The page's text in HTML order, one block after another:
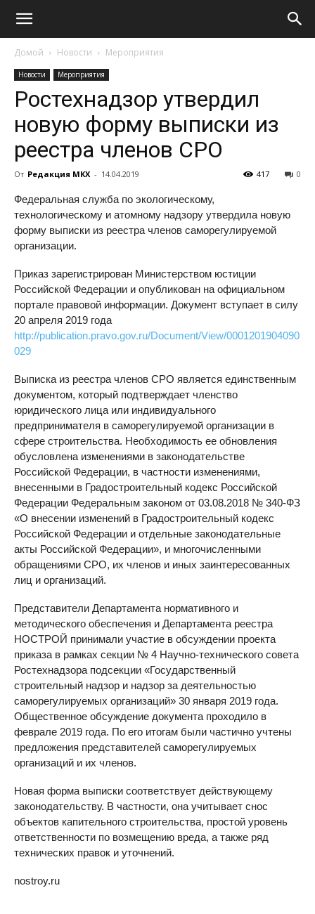
Домой Новости Мероприятия
Новости Мероприятия
Ростехнадзор утвердил
новую форму выписки из
реестра членов СРО
От Редакция МКХ - 14.04.2019 0
417
Федеральная служба по экологическому,
технологическому и атомному надзору утвердила новую
форму выписки из реестра членов саморегулируемой
организации.
Приказ зарегистрирован Министерством юстиции
Российской Федерации и опубликован на официальном
портале правовой информации. Документ вступает в силу
20 апреля 2019 года
http://publication.pravo.gov.ru/Document/View/0001201904090
029
Выписка из реестра членов СРО является единственным
документом, который подтверждает членство
юридического лица или индивидуального
предпринимателя в саморегулируемой организации в
сфере строительства. Необходимость ее обновления
обусловлена изменениями в законодательстве
Российской Федерации, в частности изменениями,
внесенными в Градостроительный кодекс Российской
Федерации Федеральным законом от 03.08.2018 № 340-ФЗ
«О внесении изменений в Градостроительный кодекс
Российской Федерации и отдельные законодательные
акты Российской Федерации», и многочисленными
обращениями СРО, их членов и иных заинтересованных
лиц и организаций.
Представители Департамента нормативного и
методического обеспечения и Департамента реестра
НОСТРОЙ принимали участие в обсуждении проекта
приказа в рамках секции № 4 Научно-технического совета
Ростехнадзора подсекции «Государственный
строительный надзор и надзор за деятельностью
саморегулируемых организаций» 30 января 2019 года.
Общественное обсуждение документа проходило в
феврале 2019 года. По его итогам были частично учтены
предложения представителей саморегулируемых
организаций и их членов.
Новая форма выписки соответствует действующему
законодательству. В частности, она учитывает снос
объектов капительного строительства, простой уровень
ответственности по возмещению вреда, а также ряд
технических правок и уточнений.
nostroy.ru